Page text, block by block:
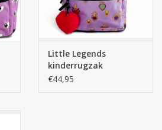
Little Legends
kinderrugzak
Backpack L - Milagros
€44,95